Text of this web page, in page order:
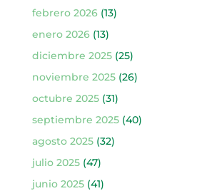
febrero 2026(13)
enero 2026(13)
diciembre 2025(25)
noviembre 2025(26)
octubre 2025(31)
septiembre 2025(40)
agosto 2025(32)
julio 2025(47)
junio 2025(41)